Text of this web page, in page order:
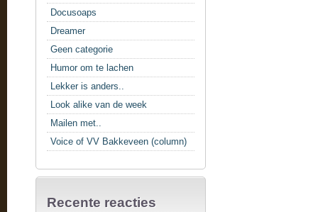
Docusoaps
Dreamer
Geen categorie
Humor om te lachen
Lekker is anders..
Look alike van de week
Mailen met..
Voice of VV Bakkeveen (column)
Recente reacties